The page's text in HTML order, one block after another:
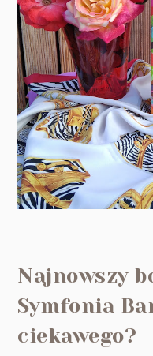
Najnowszy
Symfonia
ciekawego?